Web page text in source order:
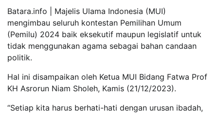
Batara.info | Majelis Ulama Indonesia (MUI)
mengimbau seluruh kontestan Pemilihan Umum
(Pemilu) 2024 baik eksekutif maupun legislatif untuk
tidak menggunakan agama sebagai bahan candaan
politik.
Hal ini disampaikan oleh Ketua MUI Bidang Fatwa Prof
KH Asrorun Niam Sholeh, Kamis (21/12/2023).
“Setiap kita harus berhati-hati dengan urusan ibadah,